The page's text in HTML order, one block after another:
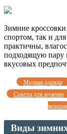
Зимние кроссовки
спортом, так и
практичны,
подходящую пару
вкусовых
Модная одежда
Советы для мужчин
Виды